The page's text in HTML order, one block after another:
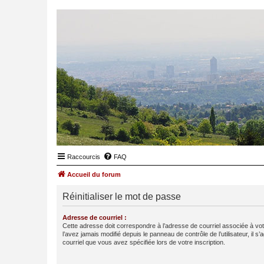
Raccourcis FAQ
Accueil du forum
Réinitialiser le mot de passe
Adresse de courriel :
Cette adresse doit correspondre à l’adresse de courriel associée à
l’avez jamais modifié depuis le panneau de contrôle de l’utilisateur, il
courriel que vous avez spécifiée lors de votre inscription.